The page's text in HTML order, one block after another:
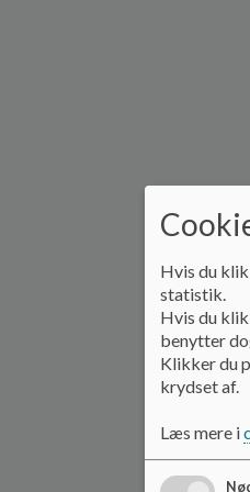
Hvis du
statistik.
Hvis du
benytter
Klikker du
krydset af.
Læs mere i